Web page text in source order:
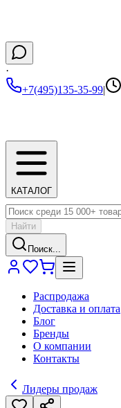
·
+7(495)135-35-99|
КАТАЛОГ
Найти
Поиск...
Распродажа
Доставка и оплата
Блог
Бренды
О компании
Контакты
Лидеры продаж